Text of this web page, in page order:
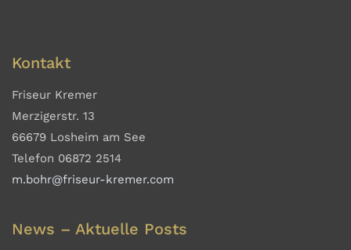
Kontakt
Friseur Kremer
Merzigerstr. 13
66679 Losheim am See
Telefon 06872 2514
m.bohr@friseur-kremer.com
News – Aktuelle Posts